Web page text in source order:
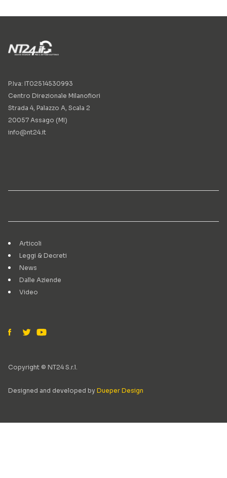
P.Iva: IT02514530993
Centro Direzionale Milanofiori
Strada 4, Palazzo A, Scala 2
20057 Assago (MI)
info@nt24.it
Articoli
Leggi & Decreti
News
Dalle Aziende
Video
Copyright © NT24 S.r.l.
Designed and developed by Dueper Design